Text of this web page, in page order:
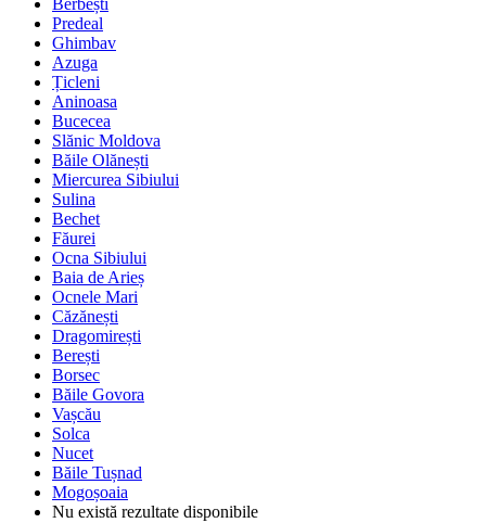
Berbești
Predeal
Ghimbav
Azuga
Țicleni
Aninoasa
Bucecea
Slănic Moldova
Băile Olănești
Miercurea Sibiului
Sulina
Bechet
Făurei
Ocna Sibiului
Baia de Arieș
Ocnele Mari
Căzănești
Dragomirești
Berești
Borsec
Băile Govora
Vașcău
Solca
Nucet
Băile Tușnad
Mogoșoaia
Nu există rezultate disponibile